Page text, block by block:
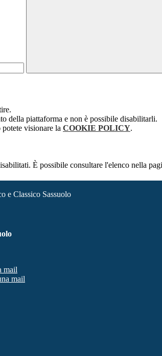
della piattaforma e non è possibile disabilitarli.
visionare la COOKIE POLICY.
È possibile consultare l'elenco nella
e Classico Sassuolo
mail
mail